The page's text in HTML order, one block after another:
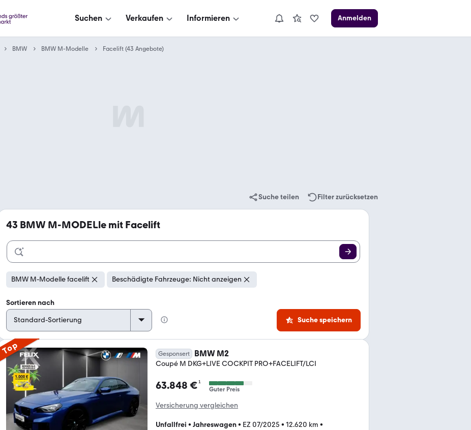
Suchen Verkaufen Informieren Anmelden
BMW BMW M-Modelle Facelift (43 Angebote)
Suche teilen Filter zurücksetzen
43 BMW M-MODELle mit Facelift
BMW M-Modelle facelift Beschädigte Fahrzeuge: Nicht anzeigen
Sortieren nach
Suche speichern
Top Gesponsert BMW M2
Coupé M DKG+LIVE COCKPIT PRO+FACELIFT/LCI
63.848 €¹
Guter Preis
Versicherung vergleichen
Unfallfrei • Jahreswagen• EZ 07/2025 • 12.620 km •